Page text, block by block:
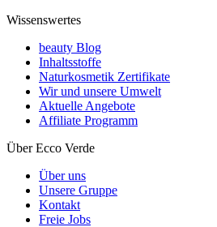
Wissenswertes
beauty Blog
Inhaltsstoffe
Naturkosmetik Zertifikate
Wir und unsere Umwelt
Aktuelle Angebote
Affiliate Programm
Über Ecco Verde
Über uns
Unsere Gruppe
Kontakt
Freie Jobs